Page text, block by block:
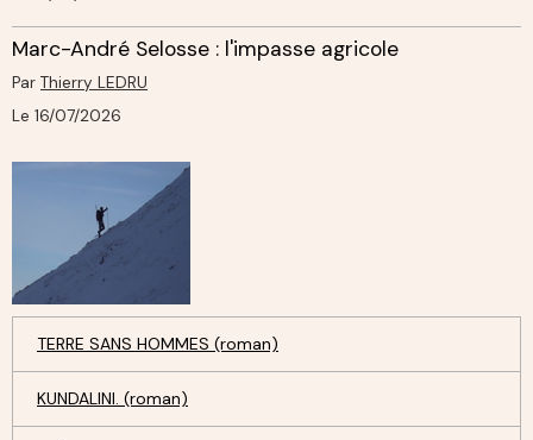
Marc-André Selosse : l'impasse agricole
Par Thierry LEDRU
Le 16/07/2026
TERRE SANS HOMMES (roman)
KUNDALINI. (roman)